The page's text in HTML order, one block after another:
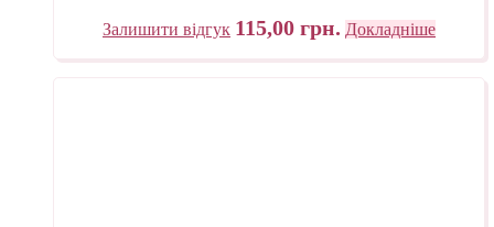
Залишити відгук 115,00 грн. Докладніше